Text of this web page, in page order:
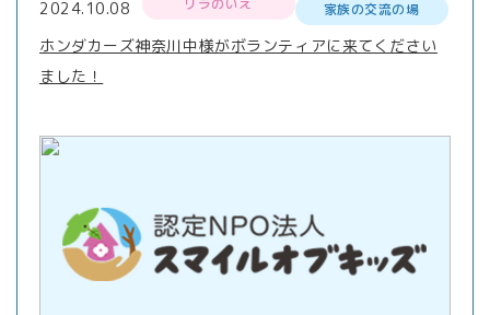
2024.10.08 リラのいえ 家族の交流の場
ホンダカーズ神奈川中様がボランティアに来てください
ました！